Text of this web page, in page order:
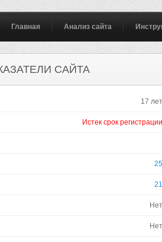
Главная Анализ сайта
САЙТА
17 лет
Истек срок регистрации
25
21
Нет
Нет